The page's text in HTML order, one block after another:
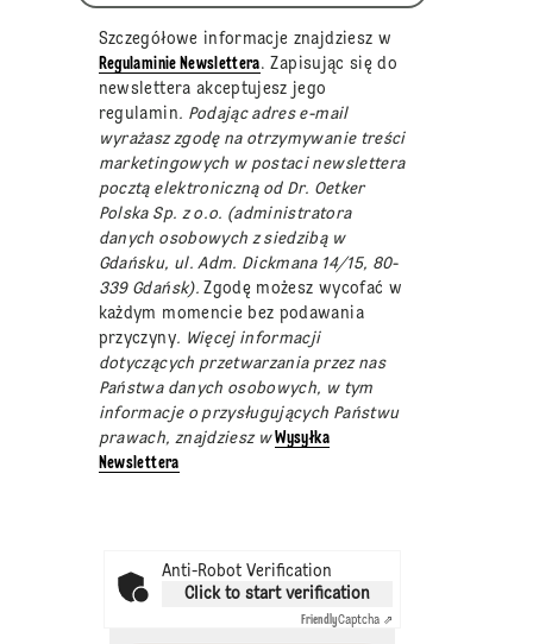
Szczegółowe informacje znajdziesz w
Regulaminie Newslettera. Zapisując się do
newslettera akceptujesz jego
regulamin. Podając adres e-mail
wyrażasz zgodę na otrzymywanie treści
marketingowych w postaci newslettera
pocztą elektroniczną od Dr. Oetker
Polska Sp. z o.o. (administratora
danych osobowych z siedzibą w
Gdańsku, ul. Adm. Dickmana 14/15, 80-
339 Gdańsk).Zgodę możesz wycofać w
każdym momencie bez podawania
przyczyny. Więcej informacji
dotyczących przetwarzania przez nas
Państwa danych osobowych, w tym
informacje o przysługujących Państwu
prawach, znajdziesz wWysyłka
Newslettera
Anti-Robot Verification
Click to start verification
FriendlyCaptcha ⇗